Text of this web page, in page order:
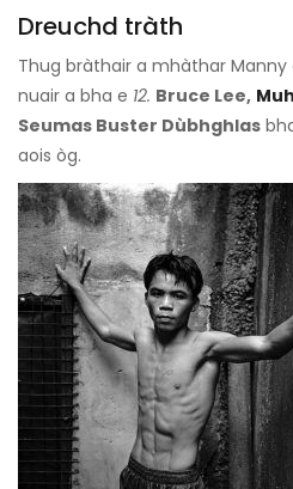
Dreuchd tràth
Thug bràthair a mhàthar
nuair a bha e 12. Bruce Lee,
Seumas Buster Dùbhghlas
aois òg.